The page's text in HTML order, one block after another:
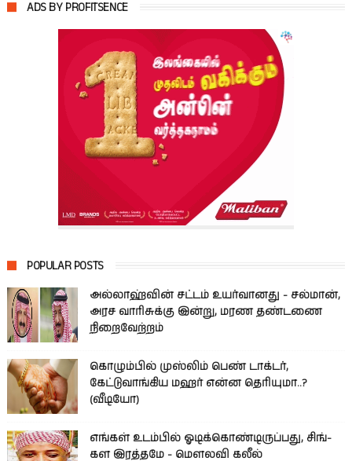
ADS BY PROFITSENCE
POPULAR POSTS
அல்லாஹ்வின் சட்டம் உயர்வானது - சல்மான்,
அரச வாரிசுக்கு இன்று, மரண தண்டணை
நிறைவேற்றம்
கொழும்பில் முஸ்லிம் பெண் டாக்டர்,
கேட்டுவாங்கிய மஹர் என்ன தெரியுமா..?
(வீடியோ)
எங்கள் உடம்பில் ஓடிக்­கொண்­டி­ருப்­பது, சிங்­
கள இரத்­தமே - மௌலவி கலீல்